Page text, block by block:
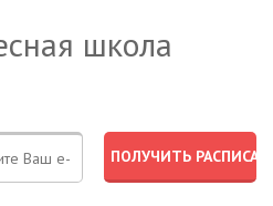
школа